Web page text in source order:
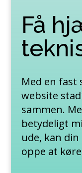
Få
Med en fast
website
sammen.
betydeligt
ude, kan
oppe at